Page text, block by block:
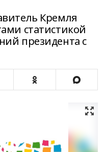
Кремля
статистикой
президента с